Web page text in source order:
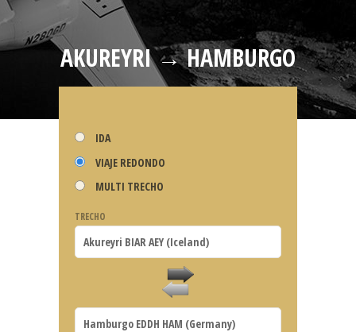
AKUREYRI → HAMBURGO
IDA
VIAJE REDONDO
MULTI TRECHO
TRECHO